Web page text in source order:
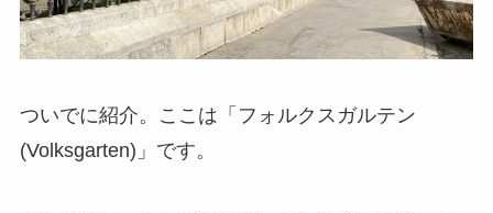
ついでに紹介。ここは「フォルクスガルテン
(Volksgarten)」です。